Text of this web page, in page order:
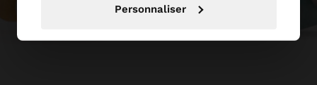
Personnaliser